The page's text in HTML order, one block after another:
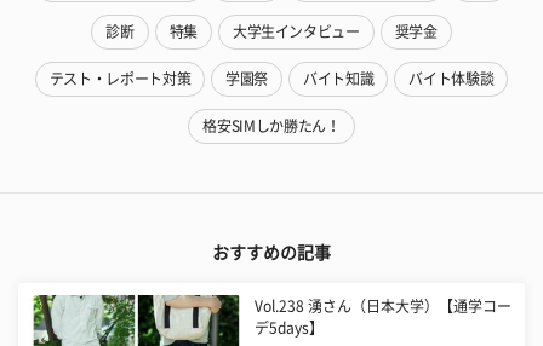
診断 特集 大学生インタビュー 奨学金
テスト・レポート対策 学園祭 バイト知識 バイト体験談
格安SIMしか勝たん！
おすすめの記事
Vol.238 湧さん（日本大学）【通学コー
デ5days】